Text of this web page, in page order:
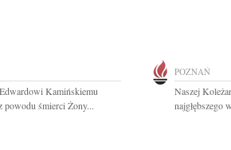
Kamińskiemu
powodu śmierci Żony...
POZNAŃ
Naszej
najgłębszego